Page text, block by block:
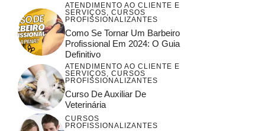
ATENDIMENTO AO CLIENTE E
SERVIÇOS
CURSOS
PROFISSIONALIZANTES
Como Se Tornar Um Barbeiro
Profissional Em 2024: O Guia
Definitivo
ATENDIMENTO AO CLIENTE E
SERVIÇOS
CURSOS
PROFISSIONALIZANTES
Curso De Auxiliar De
Veterinária
CURSOS
PROFISSIONALIZANTES